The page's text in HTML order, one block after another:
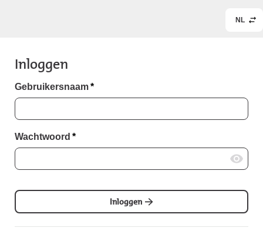
NL
Inloggen
Gebruikersnaam*
Wachtwoord *
Inloggen